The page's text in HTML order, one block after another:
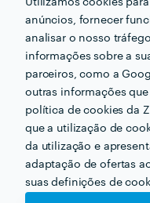
Utilizamos cookies
anúncios, fornecer
analisar o nosso
informações sobre a
parceiros, como a
outras informações
política de cookies da
que a utilização de
da utilização e
adaptação de ofertas
suas definições de
6 Fev 2018
Cliente Zaask
Limpezas em
25 Jan 2018